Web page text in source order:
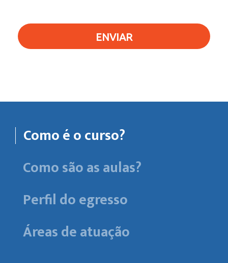
ENVIAR
Como é o curso?
Como são as aulas?
Perfil do egresso
Áreas de atuação